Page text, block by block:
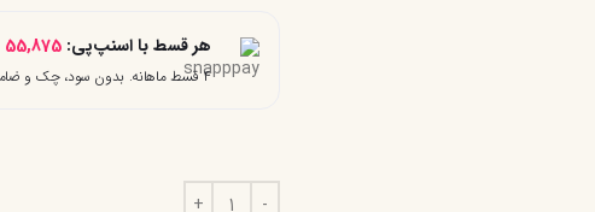
هر قسط با اسنپ‌پی: 55,875
۴ قسط ماهانه. بدون سود، چک و ضامن.